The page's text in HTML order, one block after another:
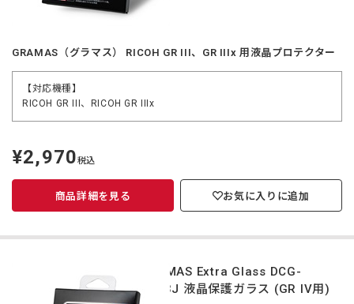
GRAMAS（グラマス） RICOH GR III、GR IIIx 用液晶プロテクター
【対応機種】
RICOH GR III、RICOH GR IIIx
定
価
¥2,970税込
商品詳細を見る お気に入りに追加
GRAMAS Extra Glass DCG-
RC03J 液晶保護ガラス (GR IV用)